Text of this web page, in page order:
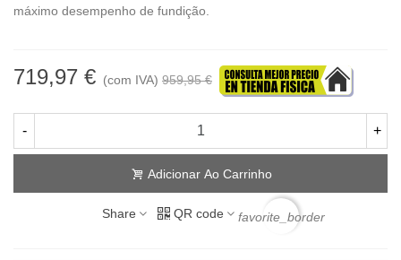
máximo desempenho de fundição.
719,97 € (com IVA) 959,95 €
- +
Adicionar Ao Carrinho
Share QR code favorite_border